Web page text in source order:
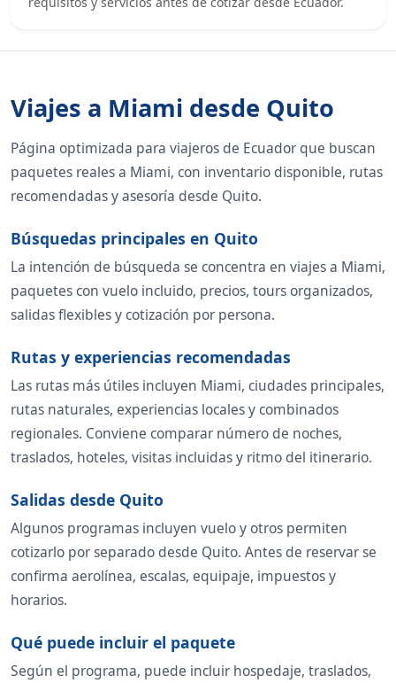
Viajes a Miami desde Quito
Página optimizada para viajeros de Ecuador que buscan
paquetes reales a Miami, con inventario disponible, rutas
recomendadas y asesoría desde Quito.
Búsquedas principales en Quito
La intención de búsqueda se concentra en viajes a Miami,
paquetes con vuelo incluido, precios, tours organizados,
salidas flexibles y cotización por persona.
Rutas y experiencias recomendadas
Las rutas más útiles incluyen Miami, ciudades principales,
rutas naturales, experiencias locales y combinados
regionales. Conviene comparar número de noches,
traslados, hoteles, visitas incluidas y ritmo del itinerario.
Salidas desde Quito
Algunos programas incluyen vuelo y otros permiten
cotizarlo por separado desde Quito. Antes de reservar se
confirma aerolínea, escalas, equipaje, impuestos y
horarios.
Qué puede incluir el paquete
Según el programa, puede incluir hospedaje, traslados,